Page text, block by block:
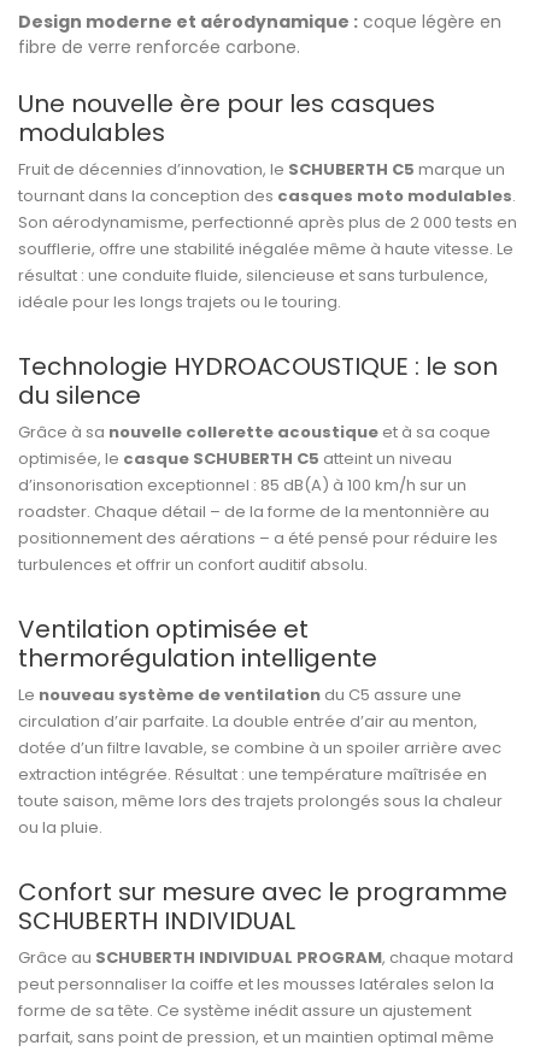
Design moderne et aérodynamique : coque légère en
fibre de verre renforcée carbone.
Une nouvelle ère pour les casques
modulables
Fruit de décennies d’innovation, le SCHUBERTH C5 marque un
tournant dans la conception des casques moto modulables.
Son aérodynamisme, perfectionné après plus de 2 000 tests en
soufflerie, offre une stabilité inégalée même à haute vitesse. Le
résultat : une conduite fluide, silencieuse et sans turbulence,
idéale pour les longs trajets ou le touring.
Technologie HYDROACOUSTIQUE : le son
du silence
Grâce à sa nouvelle collerette acoustique et à sa coque
optimisée, le casque SCHUBERTH C5 atteint un niveau
d’insonorisation exceptionnel : 85 dB(A) à 100 km/h sur un
roadster. Chaque détail – de la forme de la mentonnière au
positionnement des aérations – a été pensé pour réduire les
turbulences et offrir un confort auditif absolu.
Ventilation optimisée et
thermorégulation intelligente
Le nouveau système de ventilation du C5 assure une
circulation d’air parfaite. La double entrée d’air au menton,
dotée d’un filtre lavable, se combine à un spoiler arrière avec
extraction intégrée. Résultat : une température maîtrisée en
toute saison, même lors des trajets prolongés sous la chaleur
ou la pluie.
Confort sur mesure avec le programme
SCHUBERTH INDIVIDUAL
Grâce au SCHUBERTH INDIVIDUAL PROGRAM, chaque motard
peut personnaliser la coiffe et les mousses latérales selon la
forme de sa tête. Ce système inédit assure un ajustement
parfait, sans point de pression, et un maintien optimal même